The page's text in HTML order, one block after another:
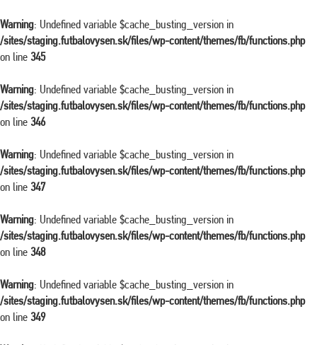
Warning: Undefined variable $cache_busting_version in
/sites/staging.futbalovysen.sk/files/wp-content/themes/fb/functions.php
on line 345
Warning: Undefined variable $cache_busting_version in
/sites/staging.futbalovysen.sk/files/wp-content/themes/fb/functions.php
on line 346
Warning: Undefined variable $cache_busting_version in
/sites/staging.futbalovysen.sk/files/wp-content/themes/fb/functions.php
on line 347
Warning: Undefined variable $cache_busting_version in
/sites/staging.futbalovysen.sk/files/wp-content/themes/fb/functions.php
on line 348
Warning: Undefined variable $cache_busting_version in
/sites/staging.futbalovysen.sk/files/wp-content/themes/fb/functions.php
on line 349